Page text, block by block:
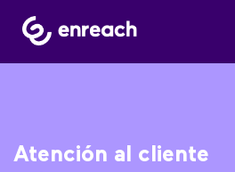
Atención al cliente